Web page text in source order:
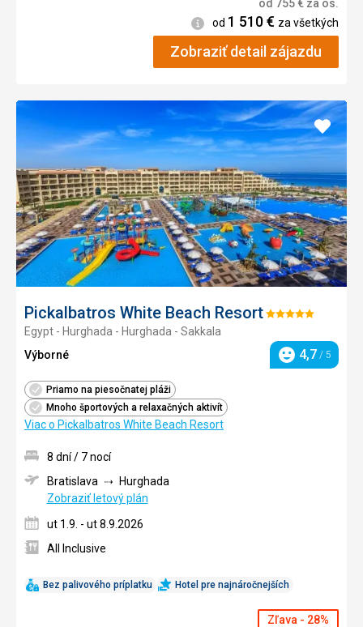
od 755€ za os.
Informácie
od 1 510€ za všetkých
Zobraziť detail zájazdu
Pickalbatros White Beach ResortHodnotenie:
Egypt - Hurghada - Hurghada - Sakkala
Výborné
Hodnotenie
4,7 / 5
Priamo na piesočnatej pláži
Mnoho športových a relaxačných aktivít
Viac o Pickalbatros White Beach Resort
Pridať
do
Bez palivového príplatku Hotel pre najnáročnejších
8 dní / 7 nocí
Bratislava
Hurghada
Zobraziť letový plán
ut 1.9. - ut 8.9.2026
All Inclusive
Zľava - 28%